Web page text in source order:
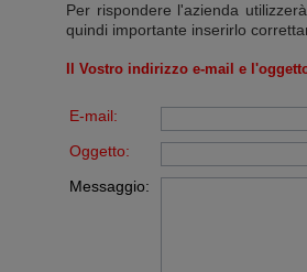
Per rispondere l'azienda
quindi importante inserirlo
Il Vostro indirizzo e-mail e
E-mail:
Oggetto:
Messaggio: